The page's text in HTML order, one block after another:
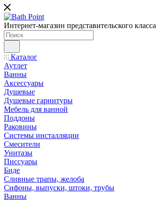
Интернет-магазин представительского класса
Каталог
Аутлет
Ванны
Аксессуары
Душевые
Душевые гарнитуры
Мебель для ванной
Поддоны
Раковины
Системы инсталляции
Смесители
Унитазы
Писсуары
Биде
Сливные трапы, желоба
Сифоны, выпуски, штоки, трубы
Ванны